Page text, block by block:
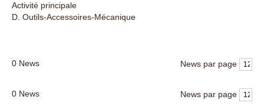
Activité principale
D. Outils-Accessoires-Mécanique
0 News News par page
0 News News par page